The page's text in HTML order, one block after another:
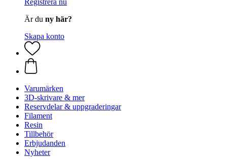
Registrera nu
Är du ny här?
Skapa konto
Varumärken
3D-skrivare & mer
Reservdelar & uppgraderingar
Filament
Resin
Tillbehör
Erbjudanden
Nyheter